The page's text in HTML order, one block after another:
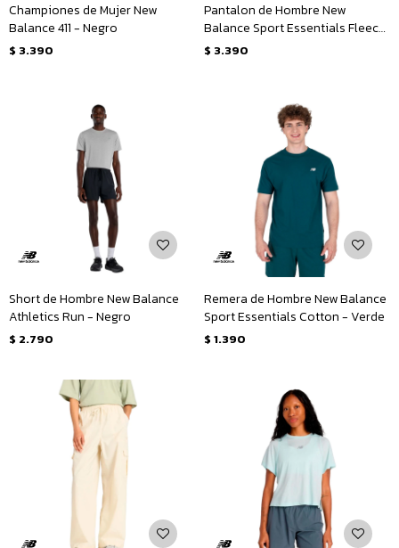
Championes de Mujer New
Balance 411 - Negro
$ 3.390
Pantalon de Hombre New
Balance Sport Essentials Fleece
- Gris
$ 3.390
Short de Hombre New Balance
Athletics Run - Negro
$ 2.790
Remera de Hombre New Balance
Sport Essentials Cotton - Verde
$ 1.390